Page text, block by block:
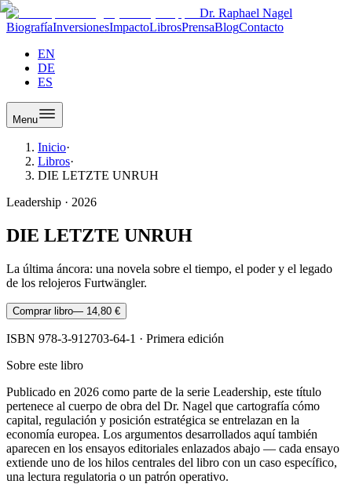
Dr. Raphael Nagel
BiografíaInversionesImpactoLibrosPrensaBlogContacto
EN
DE
ES
Menu
Inicio·
Libros·
DIE LETZTE UNRUH
Leadership · 2026
DIE LETZTE UNRUH
La última áncora: una novela sobre el tiempo, el poder y el legado
de los relojeros Furtwängler.
Comprar libro— 14,80 €
ISBN 978-3-912703-64-1 · Primera edición
Sobre este libro
Publicado en 2026 como parte de la serie Leadership, este título
pertenece al cuerpo de obra del Dr. Nagel que cartografía cómo
capital, regulación y posición estratégica se entrelazan en la
economía europea. Los argumentos desarrollados aquí también
aparecen en los ensayos editoriales enlazados abajo — cada ensayo
extiende uno de los hilos centrales del libro con un caso específico,
una lectura regulatoria o un patrón operativo.